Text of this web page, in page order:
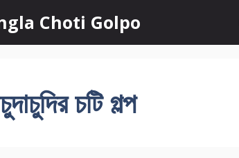
Choti Golpo
চটি গল্প